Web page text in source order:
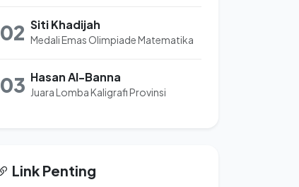
02 Siti Khadijah
Medali Emas Olimpiade Matematika
03 Hasan Al-Banna
Juara Lomba Kaligrafi Provinsi
Link Penting